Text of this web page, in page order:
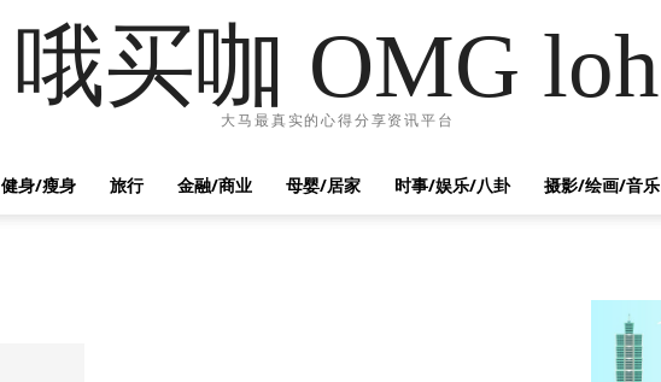
哦买咖 OMG loh
大马最真实的心得分享资讯平台
健身/瘦身 旅行 金融/商业 母婴/居家 时事/娱乐/八卦 摄影/绘画/音乐